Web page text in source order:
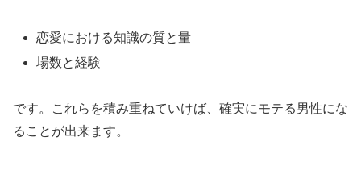
恋愛における知識の質と量
場数と経験
です。これらを積み重ねていけば、確実にモテる男性にな
ることが出来ます。